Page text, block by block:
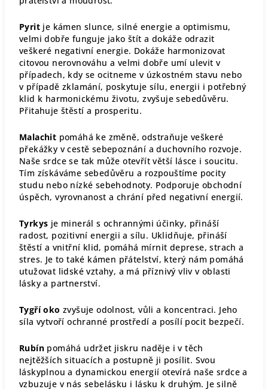
Pyrit je kámen slunce, silné energie a optimismu,
velmi dobře funguje jako štít a dokáže odrazit
veškeré negativní energie. Dokáže harmonizovat
citovou nerovnováhu a velmi dobře umí ulevit v
případech, kdy se ocitneme v úzkostném stavu nebo
v případě zklamání, poskytuje sílu, energii i potřebný
klid k harmonickému životu, zvyšuje sebedůvěru.
Přitahuje štěstí a prosperitu.
Malachit pomáhá ke změně, odstraňuje veškeré
překážky v cestě sebepoznání a duchovního rozvoje.
Naše srdce se tak může otevřít větší lásce i soucitu.
Tím získáváme sebedůvěru a rozpouštíme pocity
studu nebo nízké sebehodnoty. Podporuje obchodní
úspěch, vyrovnanost a chrání před negativní energií.
Tyrkys je minerál s ochrannými účinky, přináší
radost, pozitivní energii a sílu. Uklidňuje, přináší
štěstí a vnitřní klid, pomáhá mírnit deprese, strach a
stres. Je to také kámen přátelství, který nám pomáhá
utužovat lidské vztahy, a má příznivý vliv v oblasti
lásky a partnerství.
Tygří oko zvyšuje odolnost, vůli a koncentraci. Jeho
síla vytvoří ochranné prostředí a posílí pocit bezpečí.
Rubín pomáhá udržet jiskru naděje i v těch
nejtěžších situacích a postupně ji posílit. Svou
láskyplnou a dynamickou energií otevírá naše srdce a
vzbuzuje v nás sebelásku i lásku k druhým. Je silně